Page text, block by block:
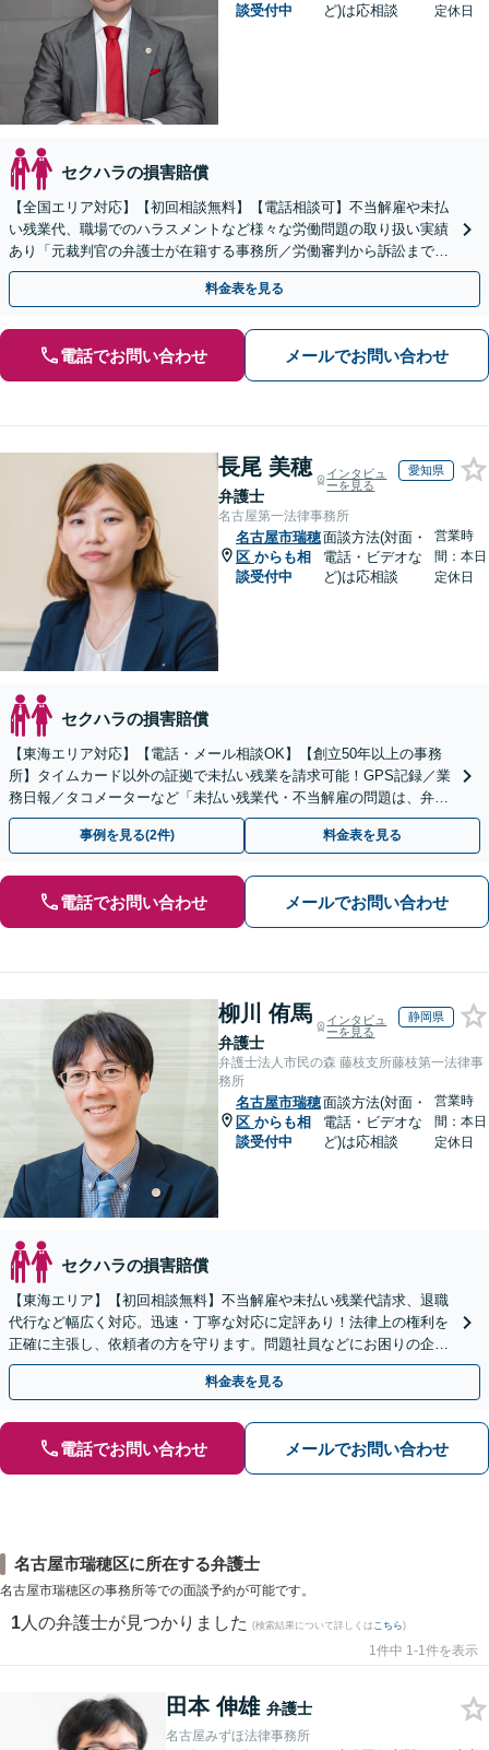
談受付中
ど)は応相談
定休日
セクハラの損害賠償
【全国エリア対応】【初回相談無料】【電話相談可】不当解雇や未払
い残業代、職場でのハラスメントなど様々な労働問題の取り扱い実績
あり「元裁判官の弁護士が在籍する事務所／労働審判から訴訟まで、
裁判官経験を活かした最適な戦略を立案」
料金表を見る
電話でお問い合わせ メールでお問い合わせ
長尾 美穂
弁護士
インタビュ
ーを見る
愛知県
名古屋第一法律事務所
名古屋市瑞穂
区 からも相
談受付中
面談方法(対面・
電話・ビデオな
ど)は応相談
営業時
間：本日
定休日
セクハラの損害賠償
【東海エリア対応】【電話・メール相談OK】【創立50年以上の事務
所】タイムカード以外の証拠で未払い残業を請求可能！GPS記録／業
務日報／タコメーターなど「未払い残業代・不当解雇の問題は、弁護
士に相談して適切に対処しましょう」【初回相談無料】
事例を見る(2件) 料金表を見る
電話でお問い合わせ メールでお問い合わせ
柳川 侑馬
弁護士
インタビュ
ーを見る
静岡県
弁護士法人市民の森 藤枝支所藤枝第一法律事
務所
名古屋市瑞穂
区 からも相
談受付中
面談方法(対面・
電話・ビデオな
ど)は応相談
営業時
間：本日
定休日
セクハラの損害賠償
【東海エリア】【初回相談無料】不当解雇や未払い残業代請求、退職
代行など幅広く対応。迅速・丁寧な対応に定評あり！法律上の権利を
正確に主張し、依頼者の方を守ります。問題社員などにお困りの企業
さまもぜひご相談ください【電話相談可】【法テラス可】
料金表を見る
電話でお問い合わせ メールでお問い合わせ
名古屋市瑞穂区に所在する弁護士
名古屋市瑞穂区の事務所等での面談予約が可能です。
1 人の弁護士が見つかりました (検索結果について詳しくは こちら)
1件中 1-1件を表示
田本 伸雄 弁護士
名古屋みずほ法律事務所